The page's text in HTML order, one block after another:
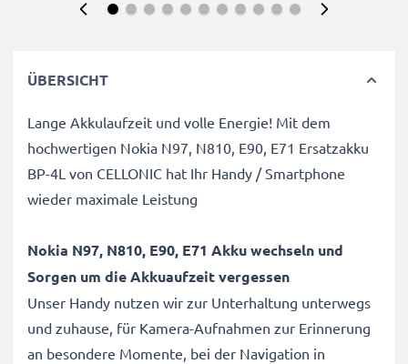
ÜBERSICHT
Lange Akkulaufzeit und volle Energie! Mit dem
hochwertigen Nokia N97, N810, E90, E71 Ersatzakku
BP-4L von CELLONIC hat Ihr Handy / Smartphone
wieder maximale Leistung
Nokia N97, N810, E90, E71 Akku wechseln und
Sorgen um die Akkuaufzeit vergessen
Unser Handy nutzen wir zur Unterhaltung unterwegs
und zuhause, für Kamera-Aufnahmen zur Erinnerung
an besondere Momente, bei der Navigation in